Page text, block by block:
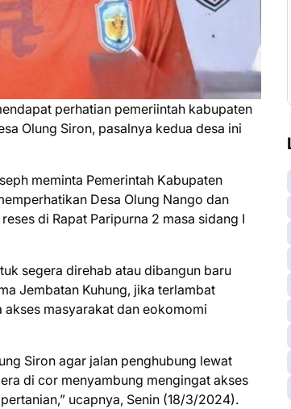
perhatian pemeriintah kabupaten
Olung Siron, pasalnya kedua desa ini
meminta Pemerintah Kabupaten
Desa Olung Nango dan
di Rapat Paripurna 2 masa sidang I
segera direhab atau dibangun baru
Jembatan Kuhung, jika terlambat
masyarakat dan eokomomi
Siron agar jalan penghubung lewat
di cor menyambung mengingat akses
ucapnya, Senin (18/3/2024).